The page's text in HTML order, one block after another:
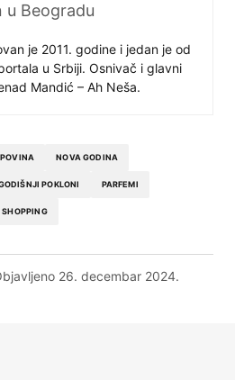
u Beogradu
je 2011. godine i jedan je od
u Srbiji. Osnivač i glavni
Mandić – Ah Neša.
NOVA GODINA
POKLONI PARFEMI
SHOPPING
26. decembar 2024.